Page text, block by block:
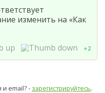
изменить на «Как
+2
email? - зарегистрируйтесь.